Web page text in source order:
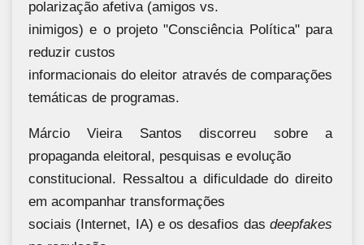
polarização afetiva (amigos vs.
inimigos) e o projeto "Consciência Política" para
reduzir custos
informacionais do eleitor através de comparações
temáticas de programas.
Márcio Vieira Santos discorreu sobre a
propaganda eleitoral, pesquisas e evolução
constitucional. Ressaltou a dificuldade do direito
em acompanhar transformações
sociais (Internet, IA) e os desafios das deepfakes